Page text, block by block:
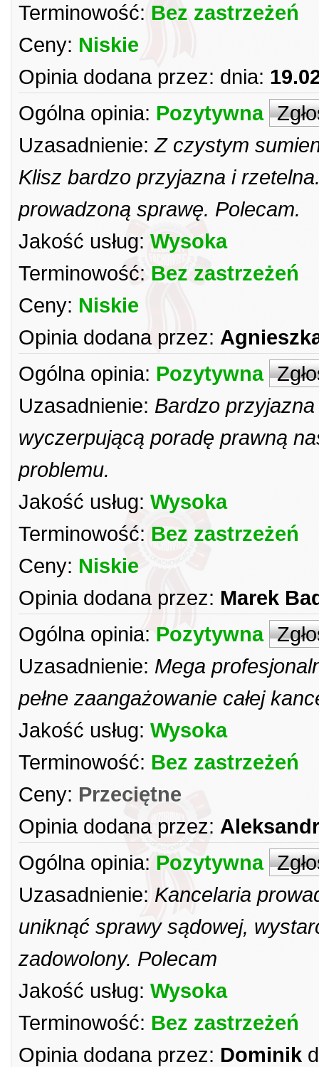
Terminowość: Bez zastrzeżeń
Ceny: Niskie
Opinia dodana przez: dnia:
Ogólna opinia: Pozytywna
Uzasadnienie: Z czystym
Klisz bardzo przyjazna i
prowadzoną sprawę. Polecam.
Jakość usług: Wysoka
Terminowość: Bez zastrzeżeń
Ceny: Niskie
Opinia dodana przez:
Ogólna opinia: Pozytywna
Uzasadnienie: Bardzo przyjazna
wyczerpującą poradę prawną
problemu.
Jakość usług: Wysoka
Terminowość: Bez zastrzeżeń
Ceny: Niskie
Opinia dodana przez: Marek
Ogólna opinia: Pozytywna
Uzasadnienie: Mega
pełne zaangażowanie całej
Jakość usług: Wysoka
Terminowość: Bez zastrzeżeń
Ceny: Przeciętne
Opinia dodana przez:
Ogólna opinia: Pozytywna
Uzasadnienie: Kancelaria
uniknąć sprawy sądowej,
zadowolony. Polecam
Jakość usług: Wysoka
Terminowość: Bez zastrzeżeń
Opinia dodana przez: Dominik